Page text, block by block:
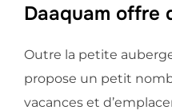
Daaquam offre
Outre la petite
propose un petit
vacances et